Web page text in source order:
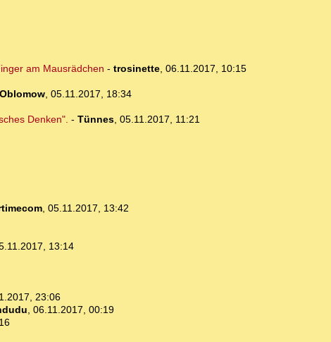
am Mausrädchen - trosinette, 06.11.2017, 10:15
Oblomow, 05.11.2017, 18:34
Denken". - Tünnes, 05.11.2017, 11:21
, 05.11.2017, 13:42
13:14
23:06
, 06.11.2017, 00:19